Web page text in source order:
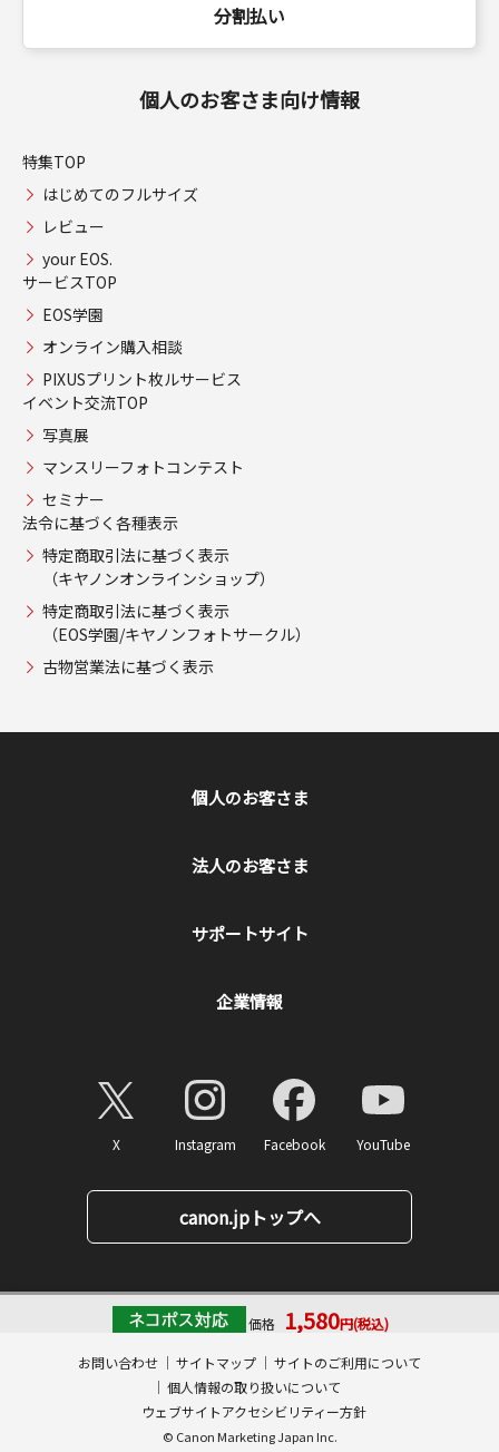
価格 1,580円(税込)
カートに入れる
分割払い
個人のお客さま向け情報
特集TOP
はじめてのフルサイズ
レビュー
your EOS.
サービスTOP
EOS学園
オンライン購入相談
PIXUSプリント枚ルサービス
イベント交流TOP
写真展
マンスリーフォトコンテスト
セミナー
法令に基づく各種表示
特定商取引法に基づく表示
（キヤノンオンラインショップ）
特定商取引法に基づく表示
（EOS学園/キヤノンフォトサークル）
古物営業法に基づく表示
個人のお客さま
法人のお客さま
サポートサイト
企業情報
X Instagram Facebook YouTube
canon.jpトップへ
お問い合わせ サイトマップ
サイトのご利用について
個人情報の取り扱いについて
ウェブサイトアクセシビリティー方針
© Canon Marketing Japan Inc.